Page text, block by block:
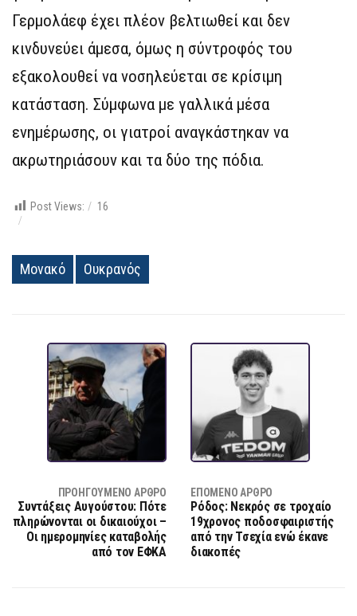
Γερμολάεφ έχει πλέον βελτιωθεί και δεν
κινδυνεύει άμεσα, όμως η σύντροφός του
εξακολουθεί να νοσηλεύεται σε κρίσιμη
κατάσταση. Σύμφωνα με γαλλικά μέσα
ενημέρωσης, οι γιατροί αναγκάστηκαν να
ακρωτηριάσουν και τα δύο της πόδια.
Post Views: 16
Μονακό Ουκρανός
ΠΡΟΗΓΟΎΜΕΝΟ ΆΡΘΡΟ
Συντάξεις Αυγούστου: Πότε
πληρώνονται οι δικαιούχοι –
Οι ημερομηνίες καταβολής
από τον ΕΦΚΑ
ΕΠΌΜΕΝΟ ΆΡΘΡΟ
Ρόδος: Νεκρός σε τροχαίο
19χρονος ποδοσφαιριστής
από την Τσεχία ενώ έκανε
διακοπές